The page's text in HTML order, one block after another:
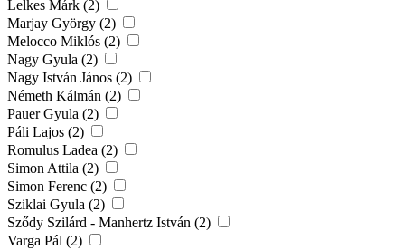
Lelkes Márk (2)
Marjay György (2)
Melocco Miklós (2)
Nagy Gyula (2)
Nagy István János (2)
Németh Kálmán (2)
Pauer Gyula (2)
Páli Lajos (2)
Romulus Ladea (2)
Simon Attila (2)
Simon Ferenc (2)
Sziklai Gyula (2)
Sződy Szilárd - Manhertz István (2)
Varga Pál (2)